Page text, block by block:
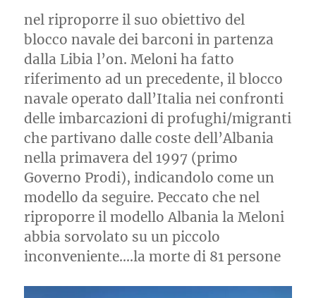
nel riproporre il suo obiettivo del
blocco navale dei barconi in partenza
dalla Libia l’on. Meloni ha fatto
riferimento ad un precedente, il blocco
navale operato dall’Italia nei confronti
delle imbarcazioni di profughi/migranti
che partivano dalle coste dell’Albania
nella primavera del 1997 (primo
Governo Prodi), indicandolo come un
modello da seguire. Peccato che nel
riproporre il modello Albania la Meloni
abbia sorvolato su un piccolo
inconveniente….la morte di 81 persone